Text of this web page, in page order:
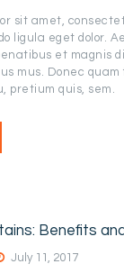
sit amet,
ligula eget dolor.
et magnis
mus. Donec
pretium quis, sem.
Benefits
July 11, 2017